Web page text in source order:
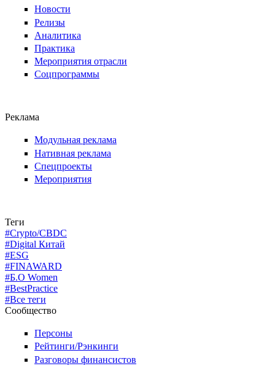
Новости
Релизы
Аналитика
Практика
Мероприятия отрасли
Соцпрограммы
Реклама
Модульная реклама
Нативная реклама
Спецпроекты
Мероприятия
Теги
#Crypto/CBDC
#Digital Китай
#ESG
#FINAWARD
#Б.О Women
#BestPractice
#Все теги
Сообщество
Персоны
Рейтинги/Рэнкинги
Разговоры финансистов